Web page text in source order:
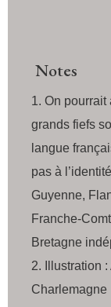
Notes
On pourrait
grands fiefs
langue
pas à
Guyenne,
Franche-
Bretagne
Illustration
Charlemagne